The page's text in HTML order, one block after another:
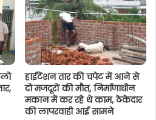
हाईटेंशन तार की चपेट में आने से
दो मजदूरों की मौत, निर्माणाधीन
मकान में कर रहे थे काम, ठेकेदार
की लापरवाही आई सामने